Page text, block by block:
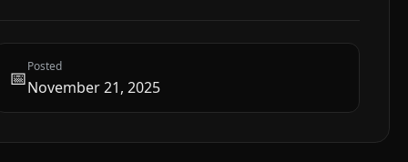
📅Posted
November 21, 2025